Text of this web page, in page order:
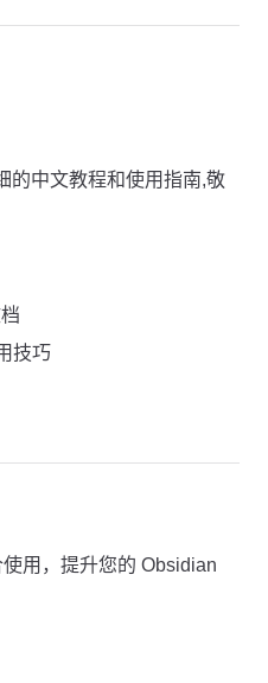
的中文教程和使用指南,敬
技巧
用，提升您的 Obsidian